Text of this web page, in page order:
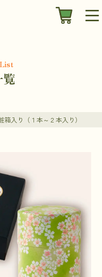
入り（１本～２本入り）